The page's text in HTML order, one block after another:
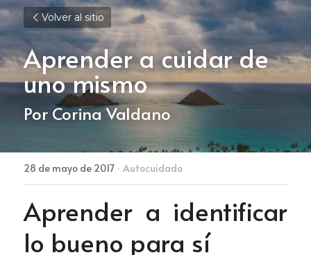
Volver al sitio
Aprender a cuidar de
uno mismo
Por Corina Valdano
28 de mayo de 2017 · Autocuidado
Aprender a identificar
lo bueno para sí